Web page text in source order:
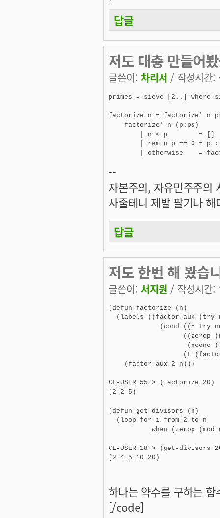
답글
저도 대충 만들어
글쓴이: 차리서 / 작성시간
primes = sieve [2..]
factorize n = factorize' n
    factorize' n (p:ps)
        | n < p        = []
| rem n p == 0 = p
| otherwise    =
--
자본주의, 자유민주주의
사줄테니 제발 팔기나
답글
저도 한번 해 봤습
글쓴이: 서지원 / 작성시간
(defun factorize (n)
(labels ((factor-aux (try
(cond ((= try
((zerop
(nconc
(t
    (factor-aux 2 n)))
CL-USER 55 > (factorize 20)
(2 2 5)
(defun get-divisors (n)
  (loop for i from 2 to n
when (zerop (mod
CL-USER 18 > (get-divisors
하나는 약수를 구하는
[/code]